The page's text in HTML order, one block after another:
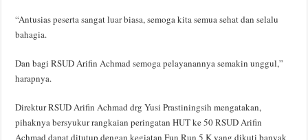
“Antusias peserta sangat luar biasa, semoga kita semua sehat dan selalu
bahagia.
Dan bagi RSUD Arifin Achmad semoga pelayanannya semakin unggul,”
harapnya.
Direktur RSUD Arifin Achmad drg Yusi Prastiningsih mengatakan,
pihaknya bersyukur rangkaian peringatan HUT ke 50 RSUD Arifin
Achmad dapat ditutup dengan kegiatan Fun Run 5 K yang dikuti banyak